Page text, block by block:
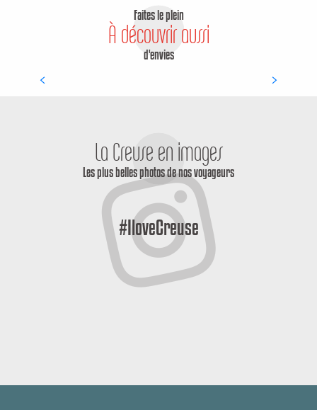
Faites le plein
À découvrir aussi
d'envies
La Creuse en images
Les plus belles photos de nos voyageurs
#IloveCreuse